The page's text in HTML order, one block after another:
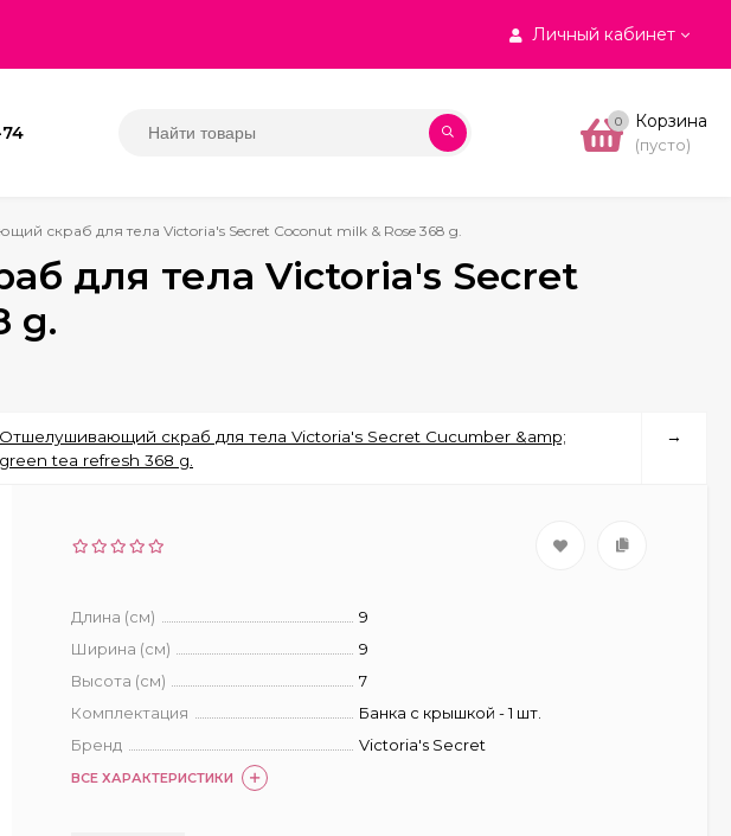
Личный кабинет
0 Корзина
(пусто)
скраб для тела Victoria's Secret Coconut milk & Rose 368 g.
для тела Victoria's Secret
g.
Отшелушивающий скраб для тела Victoria's Secret Cucumber &amp;
green tea refresh 368 g.
→
Длина (см)
9
Ширина (см)
9
Высота (см)
7
Комплектация
Банка с крышкой - 1 шт.
Бренд
Victoria's Secret
ВСЕ ХАРАКТЕРИСТИКИ